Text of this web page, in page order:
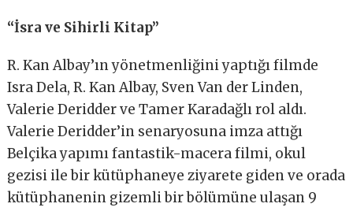
“İsra ve Sihirli Kitap”
R. Kan Albay’ın yönetmenliğini yaptığı filmde
Isra Dela, R. Kan Albay, Sven Van der Linden,
Valerie Deridder ve Tamer Karadağlı rol aldı.
Valerie Deridder’in senaryosuna imza attığı
Belçika yapımı fantastik-macera filmi, okul
gezisi ile bir kütüphaneye ziyarete giden ve orada
kütüphanenin gizemli bir bölümüne ulaşan 9